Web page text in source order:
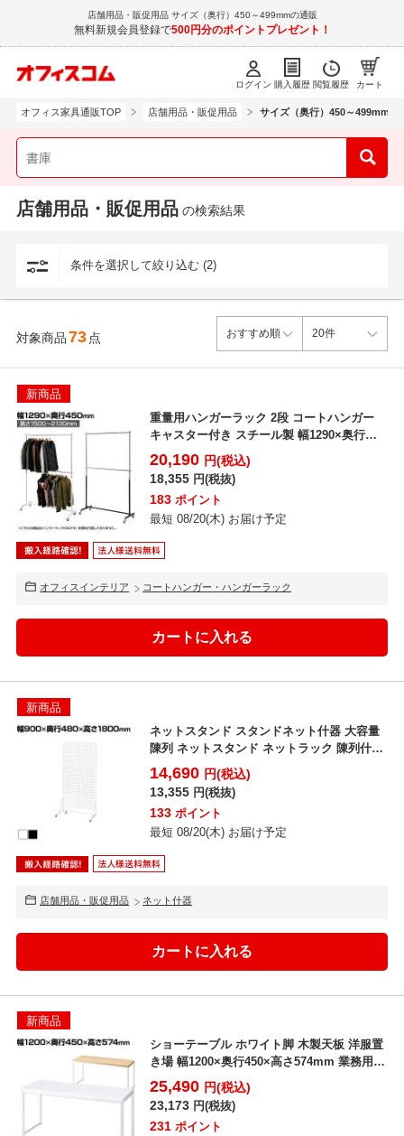
店舗用品・販促用品 サイズ（奥行）450～499mmの通販
無料新規会員登録で500円分のポイントプレゼント！
ログイン 購入履歴 閲覧履歴 カート
オフィス家具通販TOP 店舗用品・販促用品 サイズ（奥行）450～499mm
店舗用品・販促用品 の検索結果
条件を選択して絞り込む (2)
対象商品73 点
新商品
重量用ハンガーラック 2段 コートハンガー
キャスター付き スチール製 幅1290×奥行
450×高さ...
20,190 円(税込)
18,355 円(税抜)
183 ポイント
最短 08/20(木) お届け予定
オフィスインテリア コートハンガー・ハンガーラック
新商品
ネットスタンド スタンドネット什器 大容量
陳列 ネットスタンド ネットラック 陳列什器
キャスター付...
14,690 円(税込)
13,355 円(税抜)
133 ポイント
最短 08/20(木) お届け予定
店舗用品・販促用品 ネット什器
新商品
ショーテーブル ホワイト脚 木製天板 洋服置
き場 幅1200×奥行450×高さ574mm 業務用
店...
25,490 円(税込)
23,173 円(税抜)
231 ポイント